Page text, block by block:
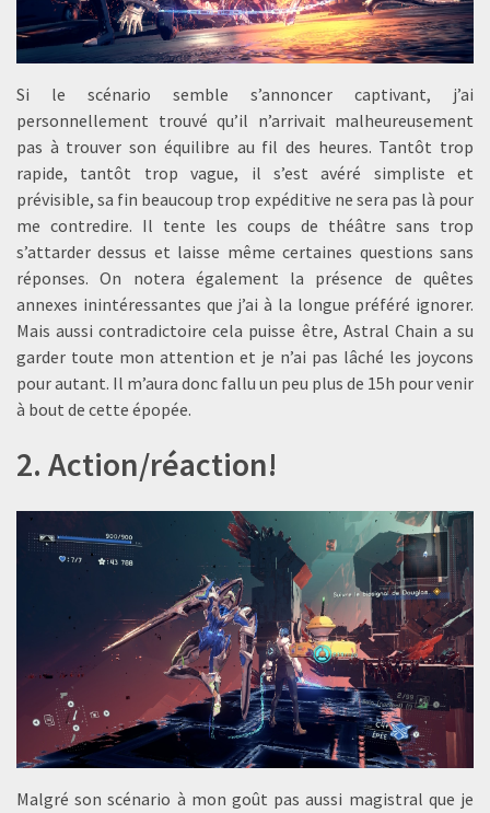
Si le scénario semble s’annoncer captivant, j’ai
personnellement trouvé qu’il n’arrivait malheureusement
pas à trouver son équilibre au fil des heures. Tantôt trop
rapide, tantôt trop vague, il s’est avéré simpliste et
prévisible, sa fin beaucoup trop expéditive ne sera pas là pour
me contredire. Il tente les coups de théâtre sans trop
s’attarder dessus et laisse même certaines questions sans
réponses. On notera également la présence de quêtes
annexes inintéressantes que j’ai à la longue préféré ignorer.
Mais aussi contradictoire cela puisse être, Astral Chain a su
garder toute mon attention et je n’ai pas lâché les joycons
pour autant. Il m’aura donc fallu un peu plus de 15h pour venir
à bout de cette épopée.
2. Action/réaction!
Malgré son scénario à mon goût pas aussi magistral que je